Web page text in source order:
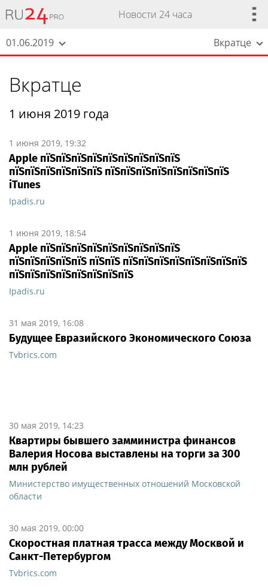
Новости 24 часа
01.06.2019 Вкратце
Вкратце
1 июня 2019 года
1 июня 2019, 19:32
Apple пїЅпїЅпїЅпїЅпїЅпїЅпїЅпїЅпїЅ
пїЅпїЅпїЅпїЅпїЅпїЅ пїЅпїЅпїЅпїЅпїЅпїЅпїЅпїЅ
iTunes
Ipadis.ru
1 июня 2019, 18:54
Apple пїЅпїЅпїЅпїЅпїЅпїЅпїЅпїЅпїЅ
пїЅпїЅпїЅпїЅпїЅ пїЅпїЅ пїЅпїЅпїЅпїЅпїЅпїЅпїЅпїЅ
пїЅпїЅпїЅпїЅпїЅпїЅпїЅпїЅ
Ipadis.ru
31 мая 2019, 16:08
Будущее Евразийского Экономического Союза
Tvbrics.com
30 мая 2019, 14:23
Квартиры бывшего замминистра финансов
Валерия Носова выставлены на торги за 300
млн рублей
Министерство имущественных отношений Московской
области
30 мая 2019, 00:00
Скоростная платная трасса между Москвой и
Санкт-Петербургом
Tvbrics.com